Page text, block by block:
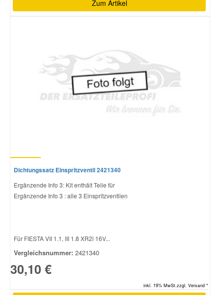
Zum Artikel
Dichtungssatz Einspritzventil 2421340
Ergänzende Info 3: Kit enthält Teile für
Ergänzende Info 3 : alle 3 Einspritzventilen
Für FIESTA VII 1.1, III 1.8 XR2i 16V...
Vergleichsnummer: 2421340
30,10 €
inkl. 19% MwSt.zzgl. Versand *